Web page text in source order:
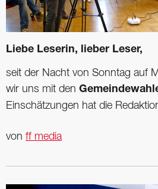
Liebe Leserin, lieber Leser,
seit der Nacht von Sonntag auf
wir uns mit den
Einschätzungen hat die
von ff media